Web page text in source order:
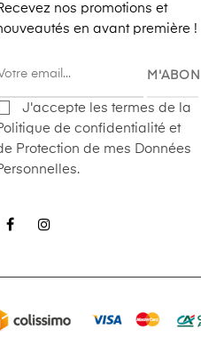
nos promotions et
en avant première !
J'accepte les termes de la
de confidentialité et
Protection de mes Données
Facebook